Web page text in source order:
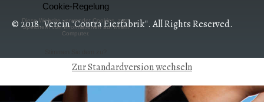
© 2018. Verein "Contra Eierfabrik". All Rights Reserved.
Zur Standardversion wechseln
Cookie-Regelung
Diese Website verwendet Cookies, zum
Speichern von Informationen auf Ihrem
Computer.